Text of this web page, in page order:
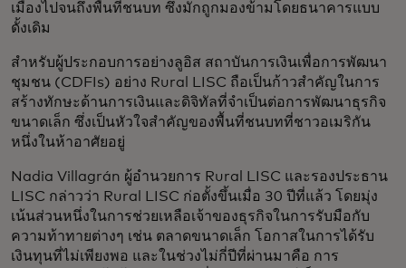
เมืองไปจนถึงพื้นที่ชนบท ซึ่งมักถูกมองข้ามโดยธนาคารแบบ
ดั้งเดิม
สำหรับผู้ประกอบการอย่างลูอิส สถาบันการเงินเพื่อการพัฒนา
ชุมชน (CDFIs) อย่าง Rural LISC ถือเป็นก้าวสำคัญในการ
สร้างทักษะด้านการเงินและดิจิทัลที่จำเป็นต่อการพัฒนาธุรกิจ
ขนาดเล็ก ซึ่งเป็นหัวใจสำคัญของพื้นที่ชนบทที่ชาวอเมริกัน
หนึ่งในห้าอาศัยอยู่
Nadia Villagrán ผู้อำนวยการ Rural LISC และรองประธาน
LISC กล่าวว่า Rural LISC ก่อตั้งขึ้นเมื่อ 30 ปีที่แล้ว โดยมุ่ง
เน้นส่วนหนึ่งในการช่วยเหลือเจ้าของธุรกิจในการรับมือกับ
ความท้าทายต่างๆ เช่น ตลาดขนาดเล็ก โอกาสในการได้รับ
เงินทุนที่ไม่เพียงพอ และในช่วงไม่กี่ปีที่ผ่านมาคือ การ